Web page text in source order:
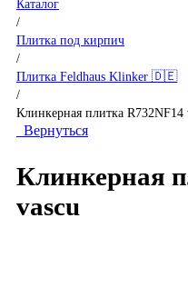
Каталог
/
Плитка под кирпич
/
Плитка Feldhaus Klinker 🇩🇪
/
Клинкерная плитка R732NF14
Вернуться
Клинкерная
vascu